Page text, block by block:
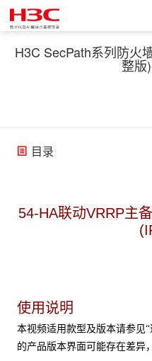
H3C SecPath系列防火
整版
目录
54-HA联动VRRP主
使用说明
本视频适用款型及版本请参见
的产品版本界面可能存在差异